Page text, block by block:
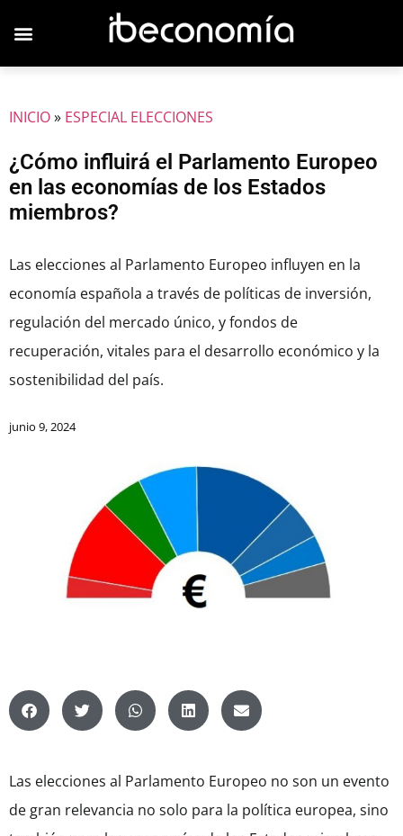
INICIO» ESPECIAL ELECCIONES
¿Cómo influirá el Parlamento Europeo
en las economías de los Estados
miembros?
Las elecciones al Parlamento Europeo influyen en la
economía española a través de políticas de inversión,
regulación del mercado único, y fondos de
recuperación, vitales para el desarrollo económico y la
sostenibilidad del país.
junio 9, 2024
Las elecciones al Parlamento Europeo no son un evento
de gran relevancia no solo para la política europea, sino